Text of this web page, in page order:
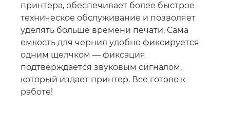
принтера, обеспечивает более быстрое
техническое обслуживание и позволяет
уделять больше времени печати. Сама
емкость для чернил удобно фиксируется
одним щелчком — фиксация
подтверждается звуковым сигналом,
который издает принтер. Все готово к
работе!